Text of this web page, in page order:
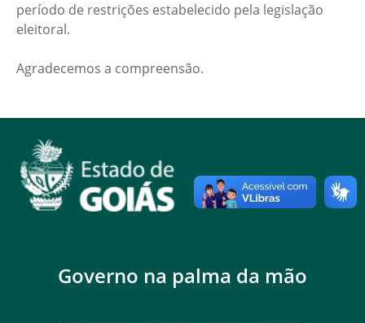
período de restrições estabelecido pela legislação
eleitoral.
Agradecemos a compreensão.
Governo na palma da mão